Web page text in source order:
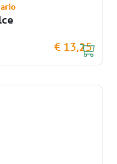
€ 13,25